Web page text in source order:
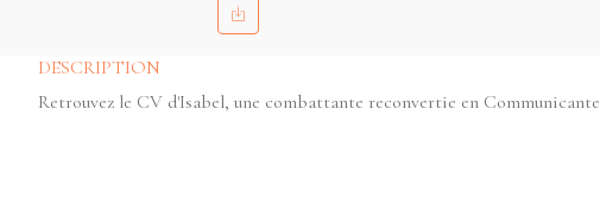
DESCRIPTION
Retrouvez le CV d'Isabel, une combattante reconvertie en Communicante